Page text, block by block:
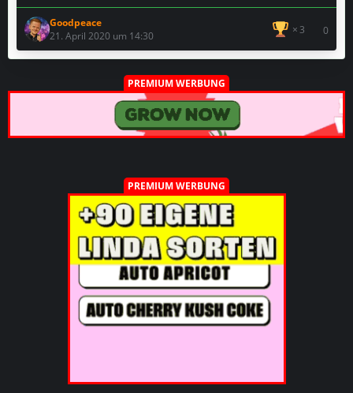
Goodpeace
21. April 2020 um 14:30
3 0
PREMIUM WERBUNG
PREMIUM WERBUNG